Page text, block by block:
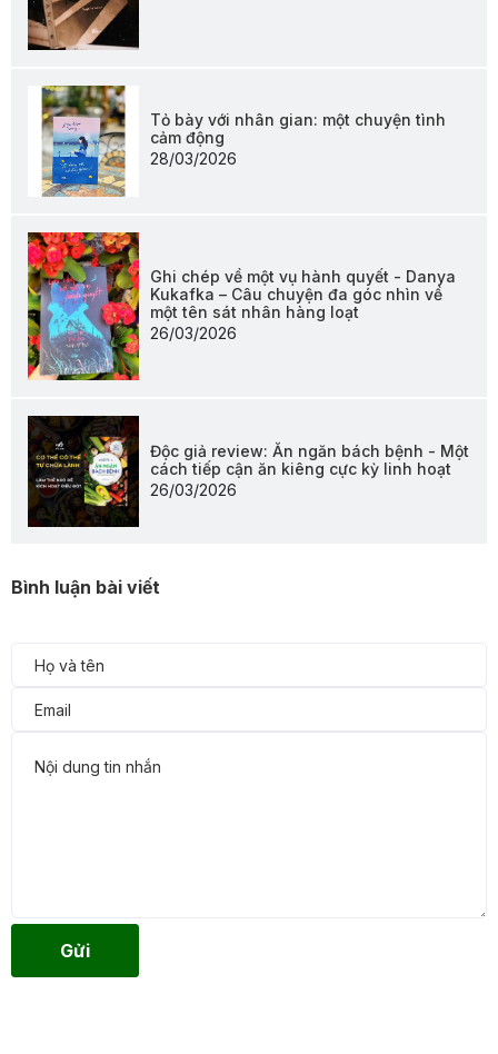
Tỏ bày với nhân gian: một chuyện tình
cảm động
28/03/2026
Ghi chép về một vụ hành quyết - Danya
Kukafka – Câu chuyện đa góc nhìn về
một tên sát nhân hàng loạt
26/03/2026
Độc giả review: Ăn ngăn bách bệnh - Một
cách tiếp cận ăn kiêng cực kỳ linh hoạt
26/03/2026
Bình luận bài viết
Gửi